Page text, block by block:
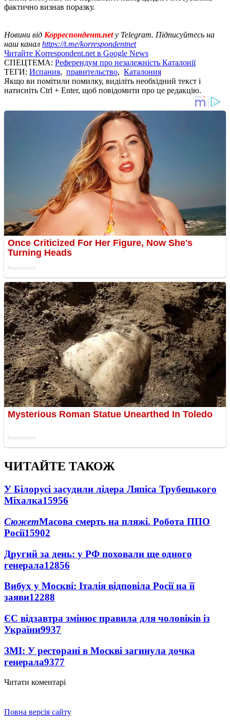
фактично визнав поразку.
Новини від Корреспондент.netу Telegram. Підписуйтесь на
наш канал https://t.me/korrespondentnet
Читайте Korrespondent.net в Google News
СПЕЦТЕМА: Референдум про незалежність Каталонії
ТЕГИ: Испания, правительство, Каталония
Якщо ви помітили помилку, виділіть необхідний текст і
натисніть Ctrl + Enter, щоб повідомити про це редакцію.
ЧИТАЙТЕ ТАКОЖ
У Білорусі засудили лідера Ляпіса Трубецького
Міхалка15956
СюжетМасова смерть на пляжі. Робота ППО
Росії15902
Другий за день: у РФ поховали ще одного
генерала12856
Вибух у Москві: Італія відповіла Росії на її
заяви12288
ЄС відзавтра змінює правила для чоловіків із
України9937
ЗМІ: У ресторані в Москві загинула дочка
генерала9377
Читати коментарі
Повна версія сайту